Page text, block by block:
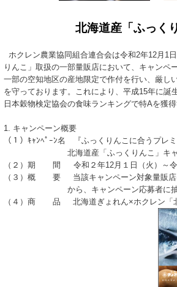
北海道産「ふっく
ホクレン農業協同組合連合会は令和2年12月1
りんこ」取扱の一部量販店において、キャンペ
一部の空知地区の産地限定で作付を行い、厳し
を守っております。これにより、平成15年に誕
日本穀物検定協会の食味ランキングで特Aを獲
1. キャンペーン概要
（１）ｷｬﾝﾍﾟｰﾝ名 『ふっくりんこに合うプレ
北海道産「ふっくりんこ」キャ
（２）期 間 令和２年12月１日（火）～令
（３）概 要 当該キャンペーン対象量販店
から、キャンペーン応募者に抽選で「
（４）商 品 北海道ぎょれん×ホクレン「北